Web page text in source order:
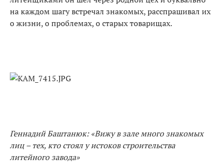
на каждом шагу встречал знакомых, расспрашивал их
о жизни, о проблемах, о старых товарищах.
Геннадий Баштанюк: «Вижу в зале много знакомых
лиц – тех, кто стоял у истоков строительства
литейного завода»